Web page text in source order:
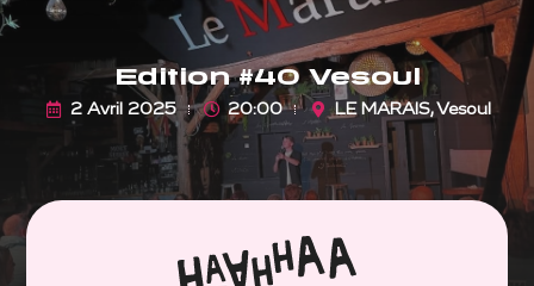
Edition #40 Vesoul
2 Avril 2025 20:00 LE MARAIS, Vesoul